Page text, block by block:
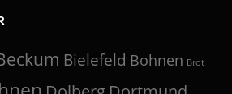
Bielefeld Bohnen Brot